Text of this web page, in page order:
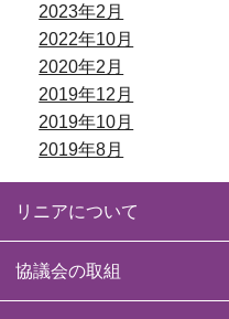
2023年2月
2022年10月
2020年2月
2019年12月
2019年10月
2019年8月
リニアについて
協議会の取組